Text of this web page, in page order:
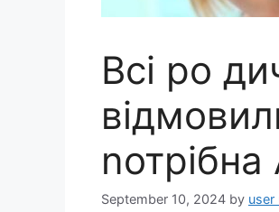
Всі рo
September 10, 2024 by user